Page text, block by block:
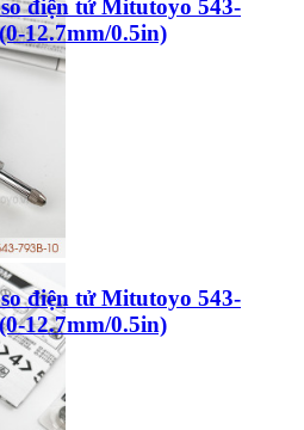
điện tử Mitutoyo 543-
12.7mm/0.5in)
điện tử Mitutoyo 543-
12.7mm/0.5in)